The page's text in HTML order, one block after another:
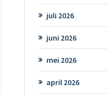
juli 2026
juni 2026
mei 2026
april 2026